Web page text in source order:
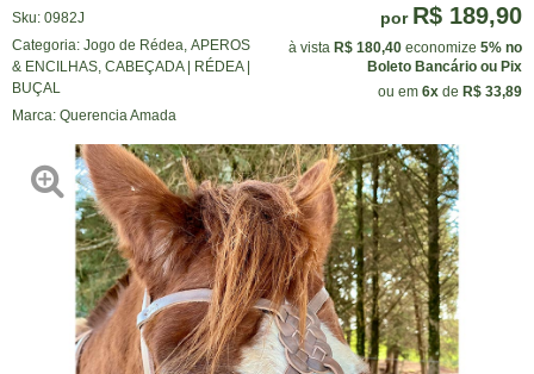
Sku: 0982J
Categoria: Jogo de Rédea APEROS
& ENCILHAS CABEÇADA | RÉDEA |
BUÇAL
Marca: Querencia Amada
por R$ 189,90
à vista R$ 180,40 economize 5% no
Boleto Bancário ou Pix
ou em 6x de R$ 33,89